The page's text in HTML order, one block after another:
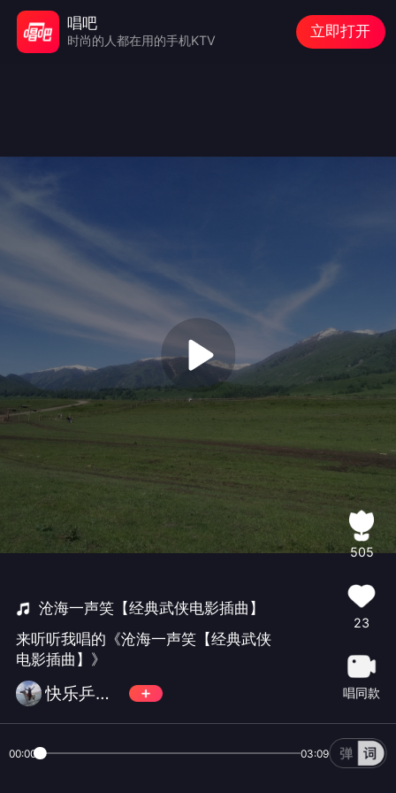
沧海一声笑【经典武侠电影插曲】
来听听我唱的《沧海一声笑【经典武侠
电影插曲】》
快乐乒泳【小小滨】无币
505
23
唱同款
00:00 03:09
唱吧
时尚的人都在用的手机KTV
立即打开